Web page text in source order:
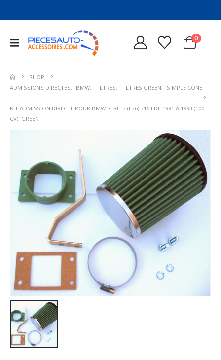
0
SHOP
ADMISSIONS DIRECTES, BMW, FILTRES, FILTRES GREEN, SIMPLE CÔNE
KIT ADMISSION DIRECTE POUR BMW SERIE 3 (E36) 316 I DE 1991 À 1993 (100
CV), GREEN